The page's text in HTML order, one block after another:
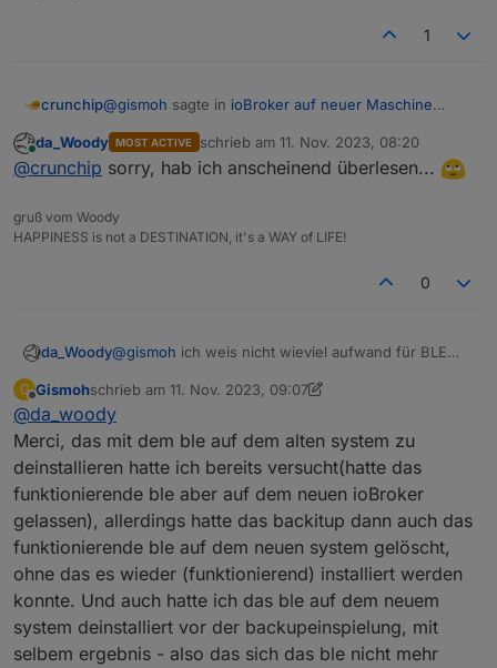
1
crunchip@gismoh sagte in ioBroker auf neuer Maschine
Erledigt, musste das PW erneut eingeben, dann
3.0.3 (25.09.2023)
ioBroker auf neuer Maschine
wie wäre es, ble auf dem alten system zu
deinstallieren, dann backup, dieses am neuen
rechner einspielen.
hatte ich ja schon vorgeschlagen, daher sollte er ja
sein altes System aber erst auf aktuellen Stand
bringen, da es zuvor nicht erfolgreich geklappt hatte
da_Woody MOST ACTIVE schrieb am 11. Nov. 2023, 08:20
zuletzt editiert von
@crunchip sorry, hab ich anscheinend überlesen...
gruß vom Woody
HAPPINESS is not a DESTINATION, it's a WAY of LIFE!
0
da_Woody@gismoh ich weis nicht wieviel aufwand für BLE
wie wäre es, ble auf dem alten system zu
deinstallieren, dann backup, dieses am neuen
rechner einspielen.
backup der VM (sicherheitshalber), schauen ob
alles funktioniert und dann ble neu zu installieren.
vorher latürnich auch was @crunchipgeschrieben
hat.
G
Offline
Gismohschrieb am 11. Nov. 2023, 09:07
zuletzt editiert von Gismoh11. Nov. 2023, 10:12
@da_woody
Merci, das mit dem ble auf dem alten system zu
deinstallieren hatte ich bereits versucht(hatte das
funktionierende ble aber auf dem neuen ioBroker
gelassen), allerdings hatte das backitup dann auch das
funktionierende ble auf dem neuen system gelöscht,
ohne das es wieder (funktionierend) installiert werden
konnte. Und auch hatte ich das ble auf dem neuem
system deinstalliert vor der backupeinspielung, mit
selbem ergebnis - also das sich das ble nicht mehr